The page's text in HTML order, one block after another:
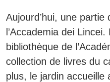
Aujourd’hui, une partie
l’Accademia dei
bibliothèque de
collection de livres du
plus, le jardin accueille